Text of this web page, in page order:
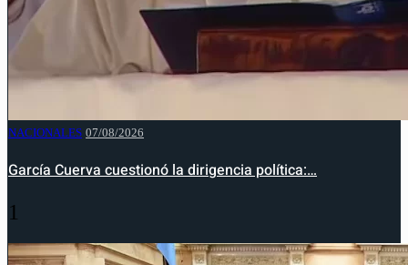
NACIONALES 07/08/2026
García Cuerva cuestionó la dirigencia política:…
1